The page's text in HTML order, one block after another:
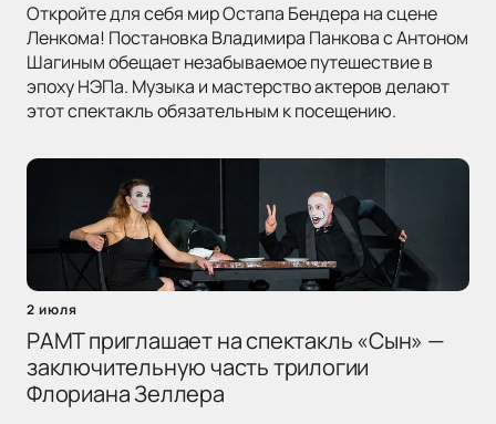
Откройте для себя мир Остапа Бендера на сцене
Ленкома! Постановка Владимира Панкова с Антоном
Шагиным обещает незабываемое путешествие в
эпоху НЭПа. Музыка и мастерство актеров делают
этот спектакль обязательным к посещению.
2 июля
РАМТ приглашает на спектакль «Сын» —
заключительную часть трилогии
Флориана Зеллера